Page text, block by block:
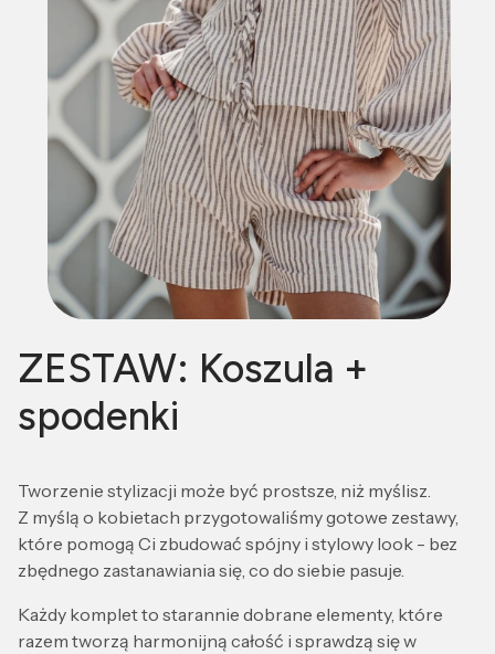
ZESTAW: Koszula +
spodenki
Tworzenie stylizacji może być prostsze, niż myślisz.
Z myślą o kobietach przygotowaliśmy gotowe zestawy,
które pomogą Ci zbudować spójny i stylowy look - bez
zbędnego zastanawiania się, co do siebie pasuje.
Każdy komplet to starannie dobrane elementy, które
razem tworzą harmonijną całość i sprawdzą się w